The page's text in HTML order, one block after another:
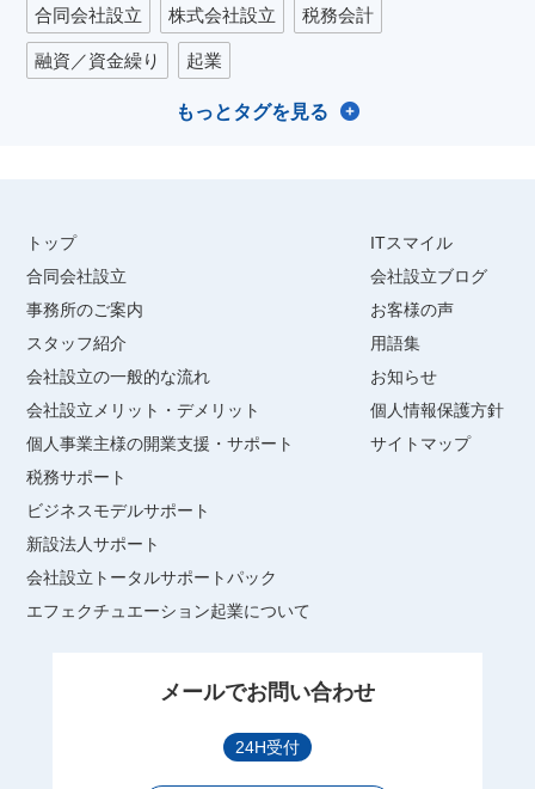
合同会社設立 株式会社設立 税務会計
融資／資金繰り 起業
もっとタグを見る
トップ
合同会社設立
事務所のご案内
スタッフ紹介
会社設立の一般的な流れ
会社設立メリット・デメリット
個人事業主様の開業支援・サポート
税務サポート
ビジネスモデルサポート
新設法人サポート
会社設立トータルサポートパック
エフェクチュエーション起業について
ITスマイル
会社設立ブログ
お客様の声
用語集
お知らせ
個人情報保護方針
サイトマップ
メールでお問い合わせ
24H受付